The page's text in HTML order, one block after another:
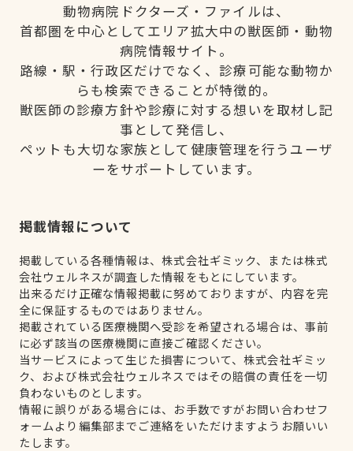
動物病院ドクターズ・ファイルは、
首都圏を中心としてエリア拡大中の獣医師・動物
病院情報サイト。
路線・駅・行政区だけでなく、診療可能な動物か
らも検索できることが特徴的。
獣医師の診療方針や診療に対する想いを取材し記
事として発信し、
ペットも大切な家族として健康管理を行うユーザ
ーをサポートしています。
掲載情報について
掲載している各種情報は、株式会社ギミック、または株式
会社ウェルネスが調査した情報をもとにしています。
出来るだけ正確な情報掲載に努めておりますが、内容を完
全に保証するものではありません。
掲載されている医療機関へ受診を希望される場合は、事前
に必ず該当の医療機関に直接ご確認ください。
当サービスによって生じた損害について、株式会社ギミッ
ク、および株式会社ウェルネスではその賠償の責任を一切
負わないものとします。
情報に誤りがある場合には、お手数ですがお問い合わせフ
ォームより編集部までご連絡をいただけますようお願いい
たします。